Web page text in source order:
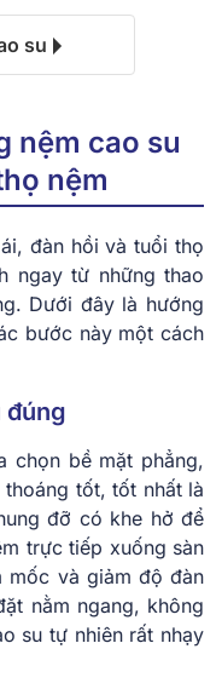
su
nệm cao su
nệm
đàn hồi và tuổi thọ
ngay từ những thao
Dưới đây là hướng
bước này một cách
đúng
chọn bề mặt phẳng,
tốt, tốt nhất là
đỡ có khe hở để
trực tiếp xuống sàn
mốc và giảm độ đàn
nằm ngang, không
su tự nhiên rất nhạy